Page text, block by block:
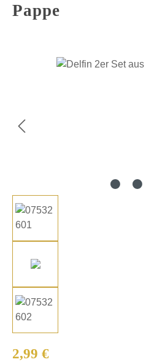
Pappe
Bildergalerie überspringen
Regulärer Preis:
2,99 €